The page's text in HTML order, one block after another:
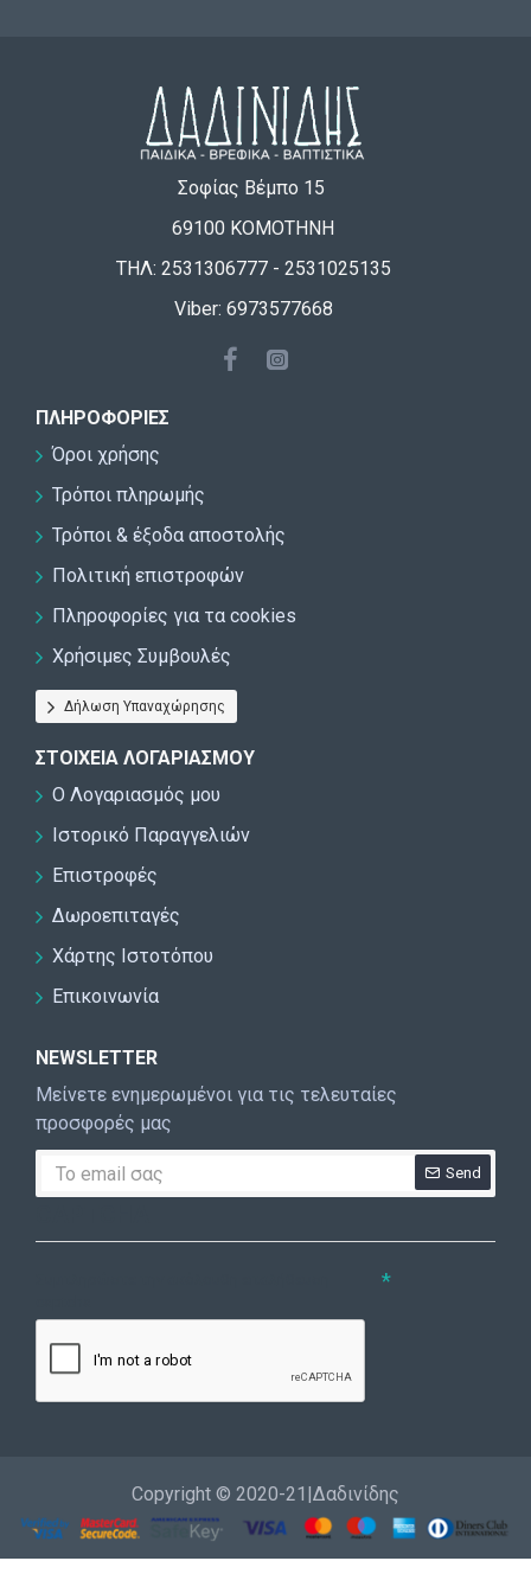
Σοφίας Βέμπο 15
69100 ΚΟΜΟΤΗΝΗ
ΤΗΛ: 2531306777 - 2531025135
Viber: 6973577668
ΠΛΗΡΟΦΟΡΊΕΣ
Όροι χρήσης
Τρόποι πληρωμής
Τρόποι & έξοδα αποστολής
Πολιτική επιστροφών
Πληροφορίες για τα cookies
Χρήσιμες Συμβουλές
Δήλωση Υπαναχώρησης
ΣΤΟΙΧΕΊΑ ΛΟΓΑΡΙΑΣΜΟΎ
Ο Λογαριασμός μου
Ιστορικό Παραγγελιών
Επιστροφές
Δωροεπιταγές
Χάρτης Ιστοτόπου
Επικοινωνία
NEWSLETTER
Μείνετε ενημερωμένοι για τις τελευταίες
προσφορές μας
Send
Copyright © 2020-21|Δαδινίδης
Σύνδεση Εγγραφή Επικοινωνία Καλέστε μας